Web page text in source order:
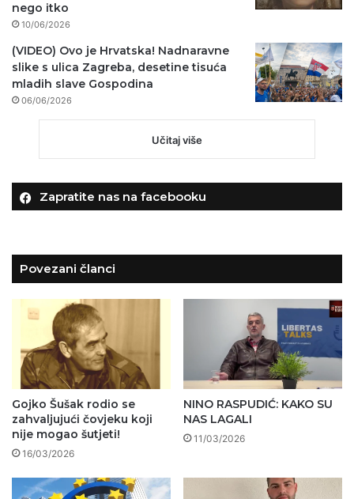
nego itko
10/06/2026
(VIDEO) Ovo je Hrvatska! Nadnaravne
slike s ulica Zagreba, desetine tisuća
mladih slave Gospodina
06/06/2026
Učitaj više
Zapratite nas na facebooku
Povezani članci
Gojko Šušak rodio se
zahvaljujući čovjeku koji
nije mogao šutjeti!
16/03/2026
NINO RASPUDIĆ: KAKO SU
NAS LAGALI
11/03/2026